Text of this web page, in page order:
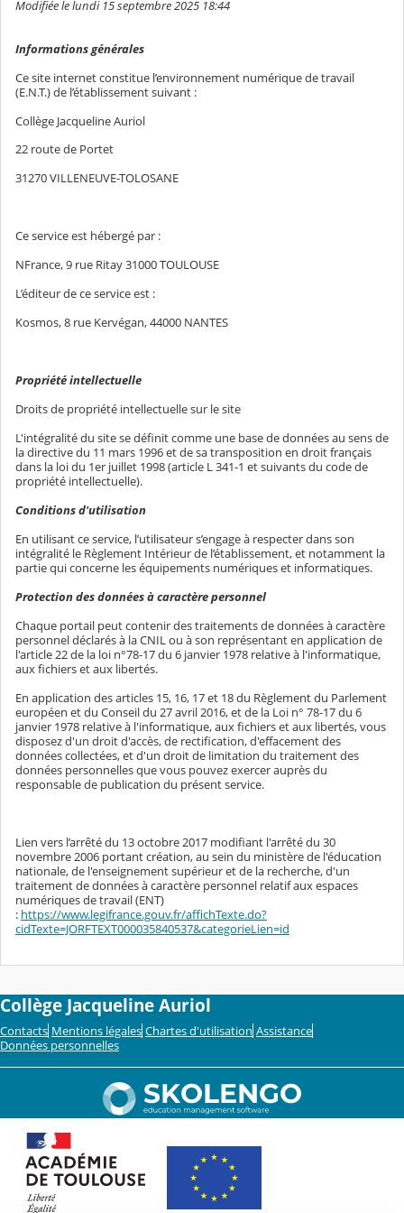
Modifiée le lundi 15 septembre 2025 18:44
Informations générales
Ce site internet constitue l’environnement numérique de travail
(E.N.T.) de l’établissement suivant :
Collège Jacqueline Auriol
22 route de Portet
31270 VILLENEUVE-TOLOSANE
Ce service est hébergé par :
NFrance, 9 rue Ritay 31000 TOULOUSE
L’éditeur de ce service est :
Kosmos, 8 rue Kervégan, 44000 NANTES
Propriété intellectuelle
Droits de propriété intellectuelle sur le site
L'intégralité du site se définit comme une base de données au sens de
la directive du 11 mars 1996 et de sa transposition en droit français
dans la loi du 1er juillet 1998 (article L 341-1 et suivants du code de
propriété intellectuelle).
Conditions d'utilisation
En utilisant ce service, l’utilisateur s’engage à respecter dans son
intégralité le Règlement Intérieur de l’établissement, et notamment la
partie qui concerne les équipements numériques et informatiques.
Protection des données à caractère personnel
Chaque portail peut contenir des traitements de données à caractère
personnel déclarés à la CNIL ou à son représentant en application de
l'article 22 de la loi n°78-17 du 6 janvier 1978 relative à l'informatique,
aux fichiers et aux libertés.
En application des articles 15, 16, 17 et 18 du Règlement du Parlement
européen et du Conseil du 27 avril 2016, et de la Loi n° 78-17 du 6
janvier 1978 relative à l'informatique, aux fichiers et aux libertés, vous
disposez d'un droit d'accès, de rectification, d'effacement des
données collectées, et d'un droit de limitation du traitement des
données personnelles que vous pouvez exercer auprès du
responsable de publication du présent service.
Lien vers l’arrêté du 13 octobre 2017 modifiant l'arrêté du 30
novembre 2006 portant création, au sein du ministère de l'éducation
nationale, de l'enseignement supérieur et de la recherche, d'un
traitement de données à caractère personnel relatif aux espaces
numériques de travail (ENT)
: https://www.legifrance.gouv.fr/affichTexte.do?
cidTexte=JORFTEXT000035840537&categorieLien=id
Collège Jacqueline Auriol
Contacts Mentions légales Chartes d'utilisation Assistance
Données personnelles